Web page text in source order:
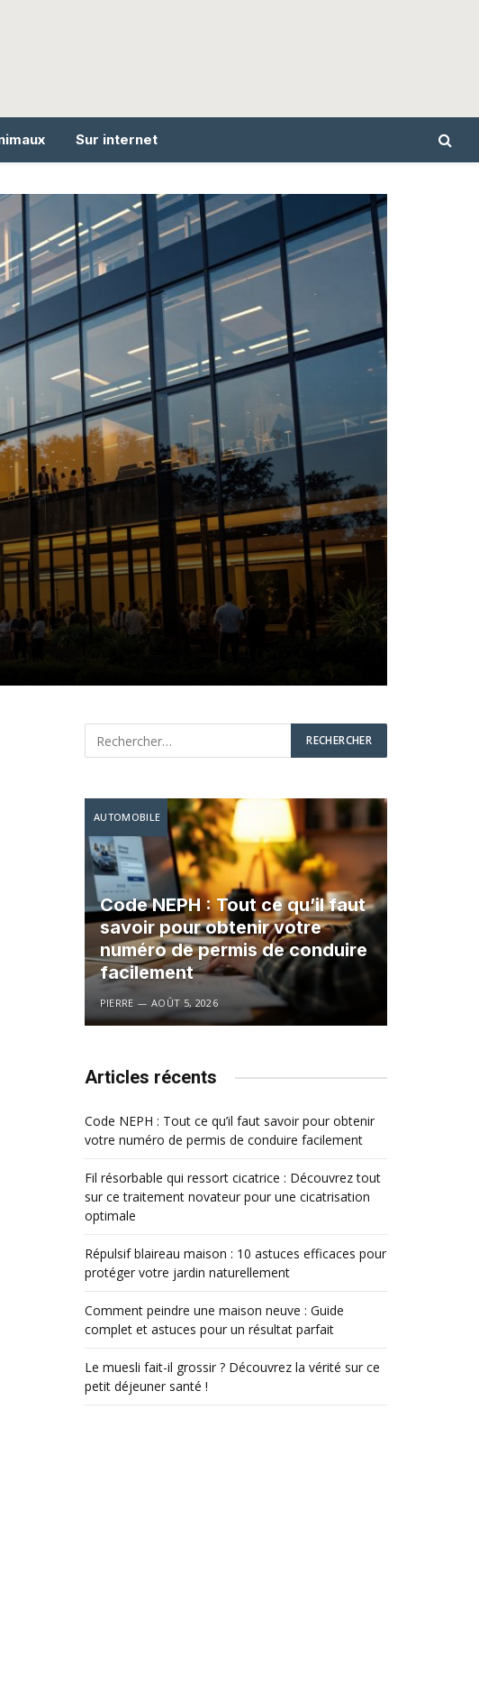
Sur internet
AUTOMOBILE
Code NEPH : Tout ce qu’il faut
savoir pour obtenir votre
numéro de permis de conduire
facilement
PIERRE AOÛT 5, 2026
Articles récents
Code NEPH : Tout ce qu’il faut savoir pour obtenir
votre numéro de permis de conduire facilement
Fil résorbable qui ressort cicatrice : Découvrez tout
sur ce traitement novateur pour une cicatrisation
optimale
Répulsif blaireau maison : 10 astuces efficaces pour
protéger votre jardin naturellement
Comment peindre une maison neuve : Guide
complet et astuces pour un résultat parfait
Le muesli fait-il grossir ? Découvrez la vérité sur ce
petit déjeuner santé !